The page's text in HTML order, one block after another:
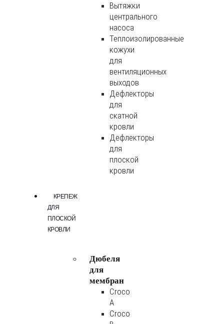
Вытяжки
центрального
насоса
Теплоизолированные
кожухи
для
вентиляционных
выходов
Дефлекторы
для
скатной
кровли
Дефлекторы
для
плоской
кровли
КРЕПЕЖ
ДЛЯ
ПЛОСКОЙ
КРОВЛИ
Дюбеля
для
мембран
Croco
A
Croco